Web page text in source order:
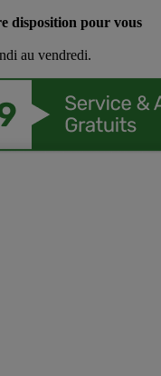
disposition pour vous
au vendredi.